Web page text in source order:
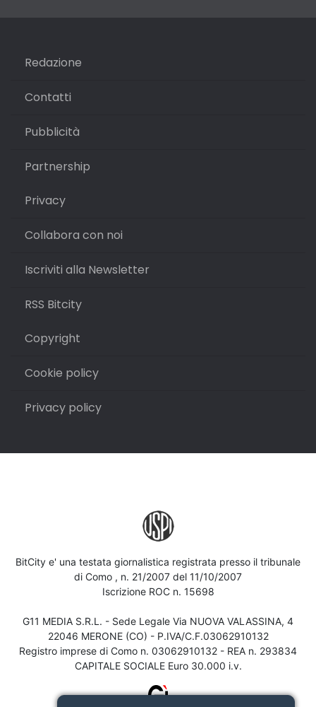
Redazione
Contatti
Pubblicità
Partnership
Privacy
Collabora con noi
Iscriviti alla Newsletter
RSS Bitcity
Copyright
Cookie policy
Privacy policy
BitCity e' una testata giornalistica registrata presso il tribunale
di Como , n. 21/2007 del 11/10/2007
Iscrizione ROC n. 15698
G11 MEDIA S.R.L. - Sede Legale Via NUOVA VALASSINA, 4
22046 MERONE (CO) - P.IVA/C.F.03062910132
Registro imprese di Como n. 03062910132 - REA n. 293834
CAPITALE SOCIALE Euro 30.000 i.v.